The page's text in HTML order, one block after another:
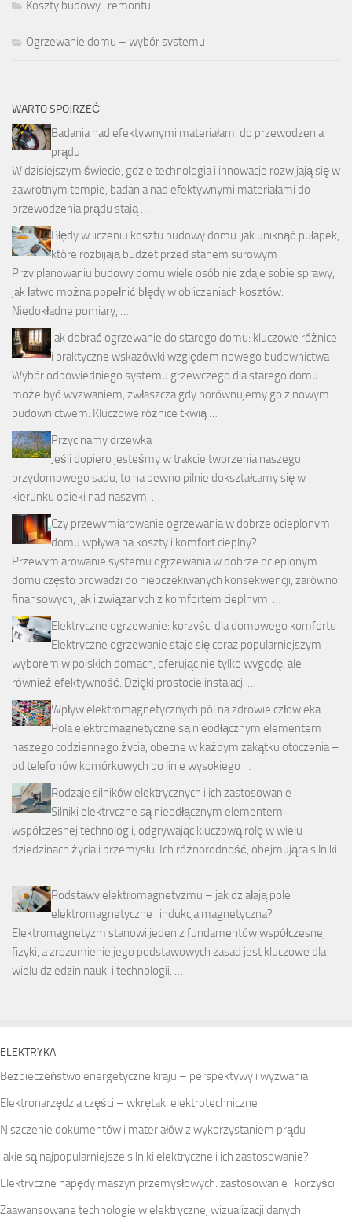
Koszty budowy i remontu
Ogrzewanie domu – wybór systemu
WARTO SPOJRZEĆ
Badania nad efektywnymi materiałami do przewodzenia
prądu
W dzisiejszym świecie, gdzie technologia i innowacje rozwijają się w
zawrotnym tempie, badania nad efektywnymi materiałami do
przewodzenia prądu stają …
Błędy w liczeniu kosztu budowy domu: jak uniknąć pułapek,
które rozbijają budżet przed stanem surowym
Przy planowaniu budowy domu wiele osób nie zdaje sobie sprawy,
jak łatwo można popełnić błędy w obliczeniach kosztów.
Niedokładne pomiary, …
Jak dobrać ogrzewanie do starego domu: kluczowe różnice
i praktyczne wskazówki względem nowego budownictwa
Wybór odpowiedniego systemu grzewczego dla starego domu
może być wyzwaniem, zwłaszcza gdy porównujemy go z nowym
budownictwem. Kluczowe różnice tkwią …
Przycinamy drzewka
Jeśli dopiero jesteśmy w trakcie tworzenia naszego
przydomowego sadu, to na pewno pilnie dokształcamy się w
kierunku opieki nad naszymi …
Czy przewymiarowanie ogrzewania w dobrze ocieplonym
domu wpływa na koszty i komfort cieplny?
Przewymiarowanie systemu ogrzewania w dobrze ocieplonym
domu często prowadzi do nieoczekiwanych konsekwencji, zarówno
finansowych, jak i związanych z komfortem cieplnym. …
Elektryczne ogrzewanie: korzyści dla domowego komfortu
Elektryczne ogrzewanie staje się coraz popularniejszym
wyborem w polskich domach, oferując nie tylko wygodę, ale
również efektywność. Dzięki prostocie instalacji …
Wpływ elektromagnetycznych pól na zdrowie człowieka
Pola elektromagnetyczne są nieodłącznym elementem
naszego codziennego życia, obecne w każdym zakątku otoczenia –
od telefonów komórkowych po linie wysokiego …
Rodzaje silników elektrycznych i ich zastosowanie
Silniki elektryczne są nieodłącznym elementem
współczesnej technologii, odgrywając kluczową rolę w wielu
dziedzinach życia i przemysłu. Ich różnorodność, obejmująca silniki
…
Podstawy elektromagnetyzmu – jak działają pole
elektromagnetyczne i indukcja magnetyczna?
Elektromagnetyzm stanowi jeden z fundamentów współczesnej
fizyki, a zrozumienie jego podstawowych zasad jest kluczowe dla
wielu dziedzin nauki i technologii. …
ELEKTRYKA
Bezpieczeństwo energetyczne kraju – perspektywy i wyzwania
Elektronarzędzia części – wkrętaki elektrotechniczne
Niszczenie dokumentów i materiałów z wykorzystaniem prądu
Jakie są najpopularniejsze silniki elektryczne i ich zastosowanie?
Elektryczne napędy maszyn przemysłowych: zastosowanie i korzyści
Zaawansowane technologie w elektrycznej wizualizacji danych